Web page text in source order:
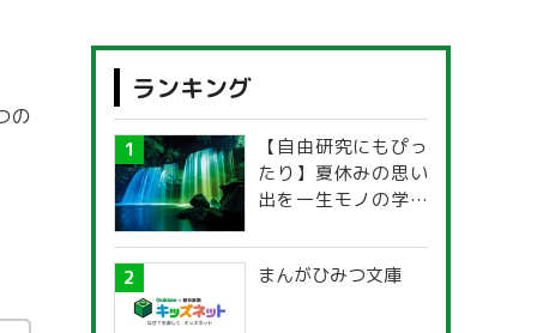
の
ランキング
【自由研究にもぴっ
たり】夏休みの思い
出を一生モノの学び
探究ガイド
まんがひみつ文庫